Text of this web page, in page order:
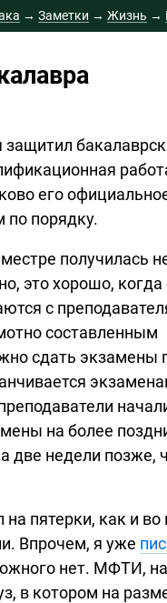
→Заметки →Жизнь →
защитил
его
по порядку.
получилась
это хорошо,
с
составленным
сдать экзамены
на более
две недели позже,
пятерки, как и во
Впрочем, я уже
нет. МФТИ,
в котором на